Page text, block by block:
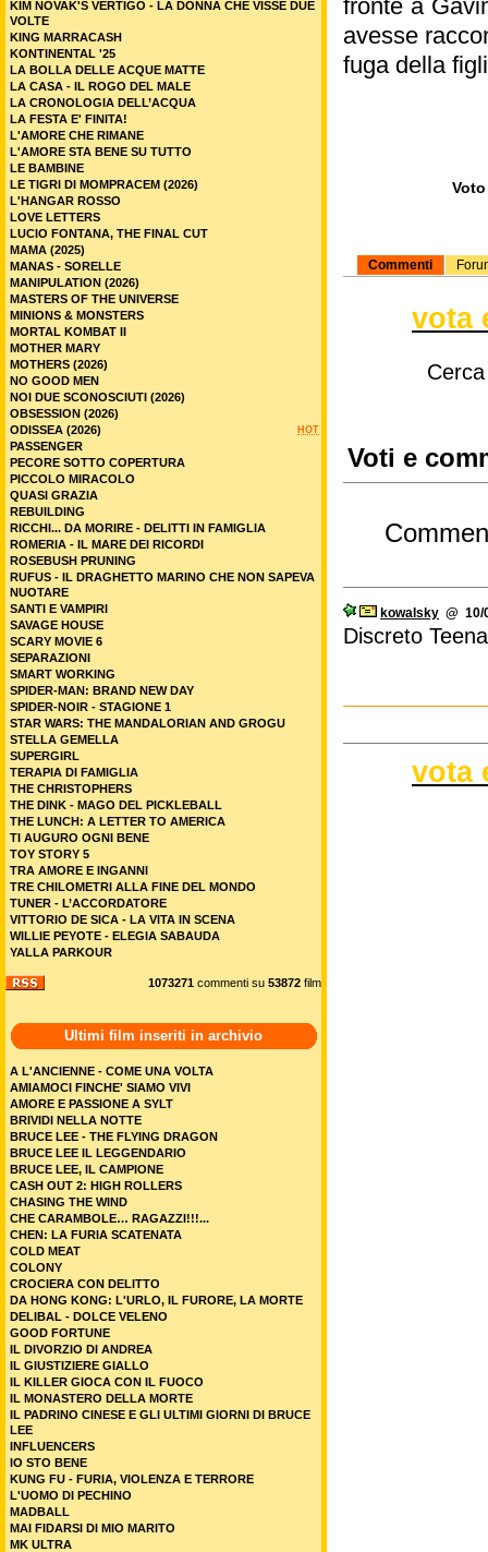
fronte a
avesse
fuga della
Commenti
vota
Voti e
kowalsky @ 10/
Discreto
vota
KIM NOVAK'S VERTIGO - LA DONNA CHE VISSE DUE
VOLTE
KING MARRACASH
KONTINENTAL '25
LA BOLLA DELLE ACQUE MATTE
LA CASA - IL ROGO DEL MALE
LA CRONOLOGIA DELL’ACQUA
LA FESTA E' FINITA!
L'AMORE CHE RIMANE
L'AMORE STA BENE SU TUTTO
LE BAMBINE
LE TIGRI DI MOMPRACEM (2026)
L'HANGAR ROSSO
LOVE LETTERS
LUCIO FONTANA, THE FINAL CUT
MAMA (2025)
MANAS - SORELLE
MANIPULATION (2026)
MASTERS OF THE UNIVERSE
MINIONS & MONSTERS
MORTAL KOMBAT II
MOTHER MARY
MOTHERS (2026)
NO GOOD MEN
NOI DUE SCONOSCIUTI (2026)
OBSESSION (2026)
HOT
ODISSEA (2026)
PASSENGER
PECORE SOTTO COPERTURA
PICCOLO MIRACOLO
QUASI GRAZIA
REBUILDING
RICCHI... DA MORIRE - DELITTI IN FAMIGLIA
ROMERIA - IL MARE DEI RICORDI
ROSEBUSH PRUNING
RUFUS - IL DRAGHETTO MARINO CHE NON SAPEVA
NUOTARE
SANTI E VAMPIRI
SAVAGE HOUSE
SCARY MOVIE 6
SEPARAZIONI
SMART WORKING
SPIDER-MAN: BRAND NEW DAY
SPIDER-NOIR - STAGIONE 1
STAR WARS: THE MANDALORIAN AND GROGU
STELLA GEMELLA
SUPERGIRL
TERAPIA DI FAMIGLIA
THE CHRISTOPHERS
THE DINK - MAGO DEL PICKLEBALL
THE LUNCH: A LETTER TO AMERICA
TI AUGURO OGNI BENE
TOY STORY 5
TRA AMORE E INGANNI
TRE CHILOMETRI ALLA FINE DEL MONDO
TUNER - L’ACCORDATORE
VITTORIO DE SICA - LA VITA IN SCENA
WILLIE PEYOTE - ELEGIA SABAUDA
YALLA PARKOUR
1073271 commenti su 53872 film
Ultimi film inseriti in archivio
A L'ANCIENNE - COME UNA VOLTA
AMIAMOCI FINCHE' SIAMO VIVI
AMORE E PASSIONE A SYLT
BRIVIDI NELLA NOTTE
BRUCE LEE - THE FLYING DRAGON
BRUCE LEE IL LEGGENDARIO
BRUCE LEE, IL CAMPIONE
CASH OUT 2: HIGH ROLLERS
CHASING THE WIND
CHE CARAMBOLE… RAGAZZI!!!...
CHEN: LA FURIA SCATENATA
COLD MEAT
COLONY
CROCIERA CON DELITTO
DA HONG KONG: L'URLO, IL FURORE, LA MORTE
DELIBAL - DOLCE VELENO
GOOD FORTUNE
IL DIVORZIO DI ANDREA
IL GIUSTIZIERE GIALLO
IL KILLER GIOCA CON IL FUOCO
IL MONASTERO DELLA MORTE
IL PADRINO CINESE E GLI ULTIMI GIORNI DI BRUCE
LEE
INFLUENCERS
IO STO BENE
KUNG FU - FURIA, VIOLENZA E TERRORE
L'UOMO DI PECHINO
MADBALL
MAI FIDARSI DI MIO MARITO
MK ULTRA